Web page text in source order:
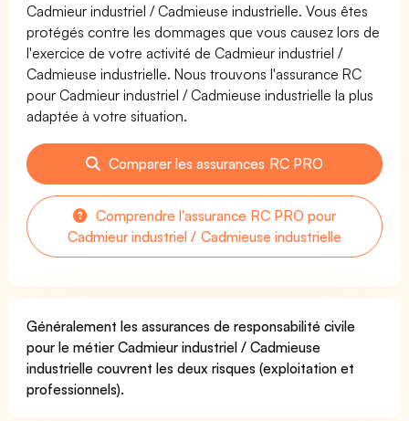
Cadmieur industriel / Cadmieuse industrielle. Vous êtes
protégés contre les dommages que vous causez lors de
l'exercice de votre activité de Cadmieur industriel /
Cadmieuse industrielle. Nous trouvons l'assurance RC
pour Cadmieur industriel / Cadmieuse industrielle la plus
adaptée à votre situation.
Comparer les assurances RC PRO
Comprendre l'assurance RC PRO pour
Cadmieur industriel / Cadmieuse industrielle
Généralement les assurances de responsabilité civile
pour le métier Cadmieur industriel / Cadmieuse
industrielle couvrent les deux risques (exploitation et
professionnels).